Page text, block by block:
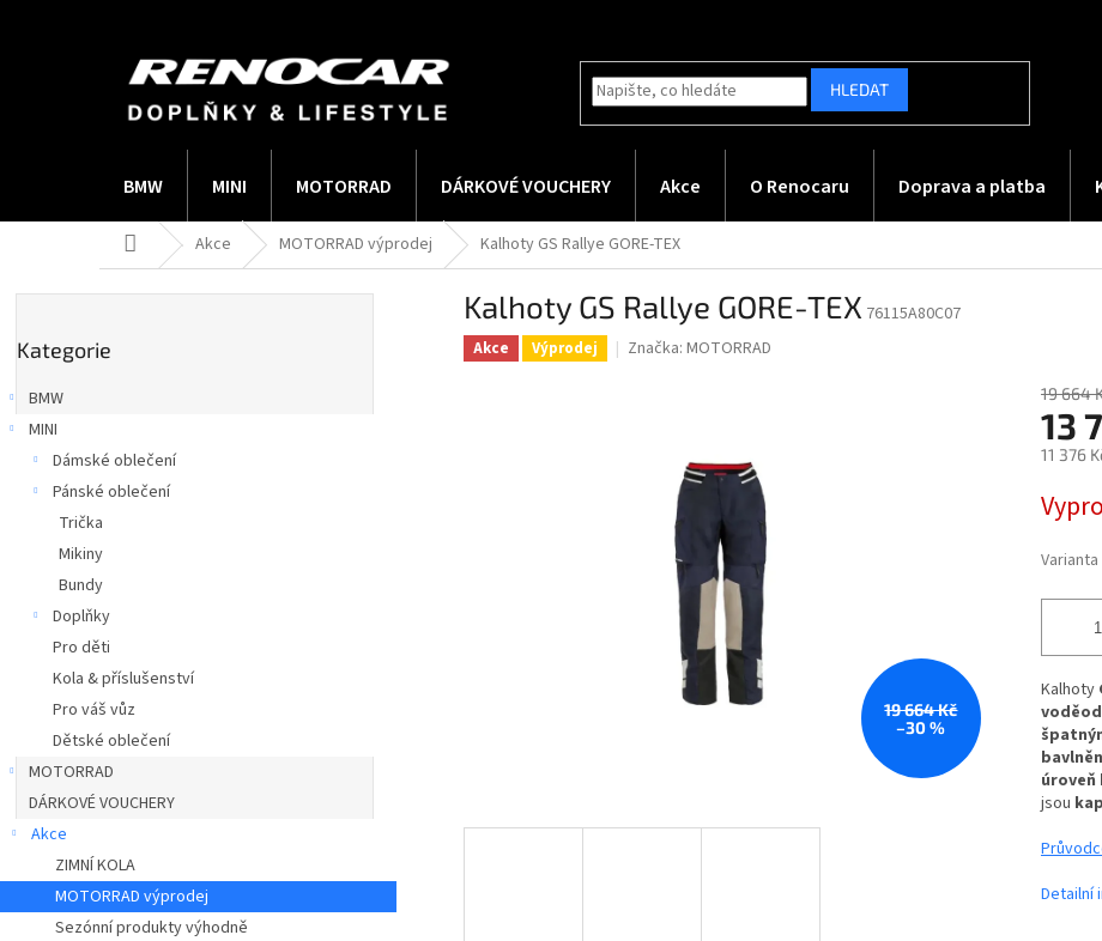
HLEDAT
BMW MINI MOTORRAD DÁRKOVÉ VOUCHERY Akce O Renocaru Doprava a platba
Domů Akce MOTORRAD výprodej Kalhoty GS Rallye GORE-TEX
t
a
n
kategorie
Kategorie
BMW
MINI
Dámské oblečení
Pánské oblečení
Trička
Mikiny
Bundy
Doplňky
Pro děti
Kola & příslušenství
Pro váš vůz
Dětské oblečení
MOTORRAD
DÁRKOVÉ VOUCHERY
Akce
ZIMNÍ KOLA
MOTORRAD výprodej
Sezónní produkty výhodně
Kalhoty GS Rallye GORE-TEX 76115A80C07
Akce Výprodej Značka:MOTORRAD
19 664 Kč
–30 %
19 664
13
11 376
cena:
Varianta
Kalhoty
úroveň
jsou
Detailní